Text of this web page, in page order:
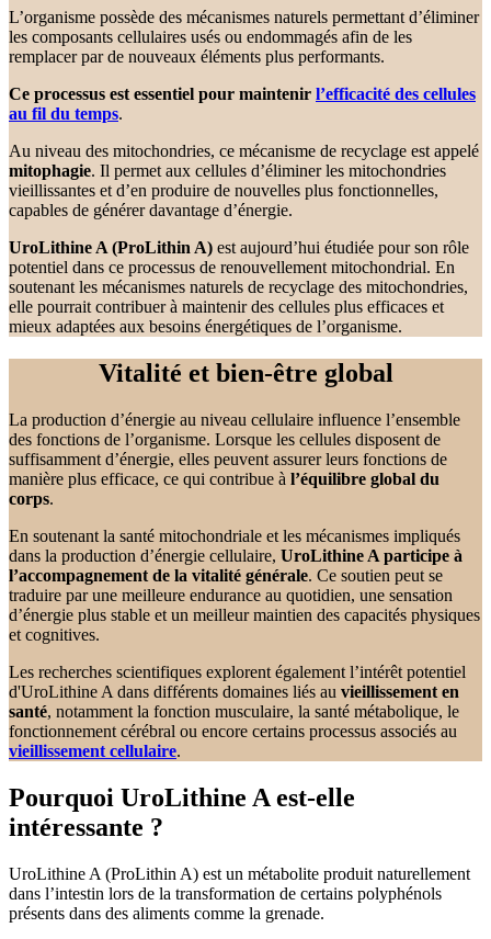
L’organisme possède des mécanismes naturels permettant d’éliminer
les composants cellulaires usés ou endommagés afin de les
remplacer par de nouveaux éléments plus performants.
Ce processus est essentiel pour maintenir l’efficacité des cellules
au fil du temps.
Au niveau des mitochondries, ce mécanisme de recyclage est appelé
mitophagie. Il permet aux cellules d’éliminer les mitochondries
vieillissantes et d’en produire de nouvelles plus fonctionnelles,
capables de générer davantage d’énergie.
UroLithine A (ProLithin A) est aujourd’hui étudiée pour son rôle
potentiel dans ce processus de renouvellement mitochondrial. En
soutenant les mécanismes naturels de recyclage des mitochondries,
elle pourrait contribuer à maintenir des cellules plus efficaces et
mieux adaptées aux besoins énergétiques de l’organisme.
Vitalité et bien-être global
La production d’énergie au niveau cellulaire influence l’ensemble
des fonctions de l’organisme. Lorsque les cellules disposent de
suffisamment d’énergie, elles peuvent assurer leurs fonctions de
manière plus efficace, ce qui contribue à l’équilibre global du
corps.
En soutenant la santé mitochondriale et les mécanismes impliqués
dans la production d’énergie cellulaire, UroLithine A participe à
l’accompagnement de la vitalité générale. Ce soutien peut se
traduire par une meilleure endurance au quotidien, une sensation
d’énergie plus stable et un meilleur maintien des capacités physiques
et cognitives.
Les recherches scientifiques explorent également l’intérêt potentiel
d'UroLithine A dans différents domaines liés au vieillissement en
santé, notamment la fonction musculaire, la santé métabolique, le
fonctionnement cérébral ou encore certains processus associés au
vieillissement cellulaire.
Pourquoi UroLithine A est-elle
intéressante ?
UroLithine A (ProLithin A) est un métabolite produit naturellement
dans l’intestin lors de la transformation de certains polyphénols
présents dans des aliments comme la grenade.